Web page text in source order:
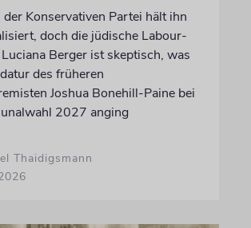
der Konservativen Partei hält ihn
doch die jüdische Labour-
Berger ist skeptisch, was
des früheren
Joshua Bonehill-Paine bei
2027 anging
Thaidigsmann